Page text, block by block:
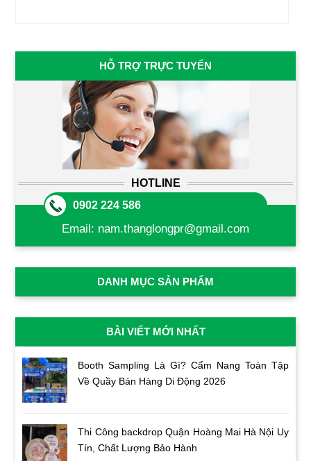
HỖ TRỢ TRỰC TUYẾN
HOTLINE
0902 224 586
Email: nam.thanglongpr@gmail.com
DANH MỤC SẢN PHẨM
BÀI VIẾT MỚI NHẤT
Booth Sampling Là Gì? Cẩm Nang Toàn Tập
Về Quầy Bán Hàng Di Động 2026
Thi Công backdrop Quận Hoàng Mai Hà Nội Uy
Tín, Chất Lượng Bảo Hành